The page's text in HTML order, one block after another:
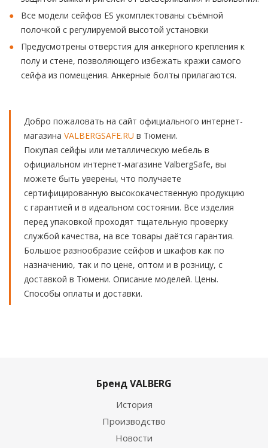
Все модели сейфов ES укомплектованы съёмной
полочкой с регулируемой высотой установки
Предусмотрены отверстия для анкерного крепления к
полу и стене, позволяющего избежать кражи самого
сейфа из помещения. Анкерные болты прилагаются.
Добро пожаловать на сайт официального интернет-
магазина VALBERGSAFE.RU в Тюмени.
Покупая сейфы или металлическую мебель в
официальном интернет-магазине ValbergSafe, вы
можете быть уверены, что получаете
сертифицированную высококачественную продукцию
с гарантией и в идеальном состоянии. Все изделия
перед упаковкой проходят тщательную проверку
службой качества, на все товары даётся гарантия.
Большое разнообразие сейфов и шкафов как по
назначению, так и по цене, оптом и в розницу, с
доставкой в Тюмени. Описание моделей. Цены.
Способы оплаты и доставки.
Бренд VALBERG
История
Производство
Новости